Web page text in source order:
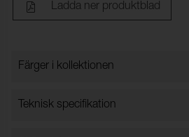
Ladda ner produktblad
Färger i kollektionen
Färger i
Teknisk specifikation